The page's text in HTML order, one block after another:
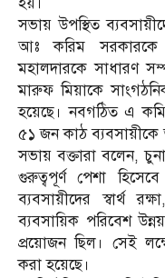
সভায় উপস্থিত
আঃ করিম
মহালদারকে সাধারণ
মারুফ মিয়াকে
হয়েছে। নবগঠিত এ
৫১ জন কাঠ ব্যবসায়ীকে
সভায় বক্তারা বলেন,
গুরুত্বপূর্ণ পেশা
ব্যবসায়ীদের স্বার্থ
ব্যবসায়িক পরিবেশ
প্রয়োজন ছিল। সেই
করা হয়েছে।